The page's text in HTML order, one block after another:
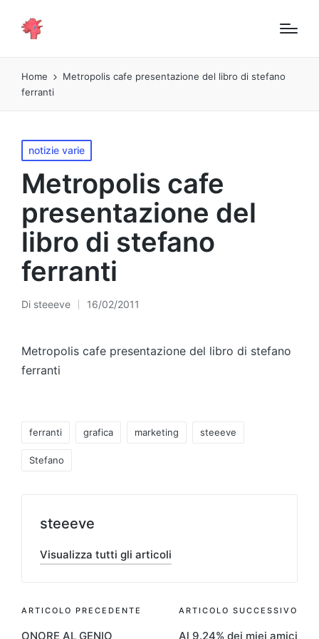
Home
Metropolis cafe presentazione del libro di stefano
ferranti
Pubblicato
in
notizie varie
Metropolis cafe
presentazione del
libro di stefano
ferranti
Pubblicato
Di steeeve 16/02/2011
Metropolis cafe presentazione del libro di stefano
ferranti
ferranti grafica marketing steeeve
Stefano
steeeve
Visualizza tutti gli articoli
Navigazione
ARTICOLO PRECEDENTE
ONORE AL GENIO
ARTICOLO SUCCESSIVO
Al 9.24% dei miei amici